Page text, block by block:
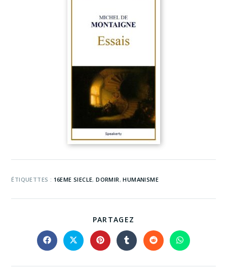
ÉTIQUETTES : 16EME SIECLE, DORMIR, HUMANISME
PARTAGEZ